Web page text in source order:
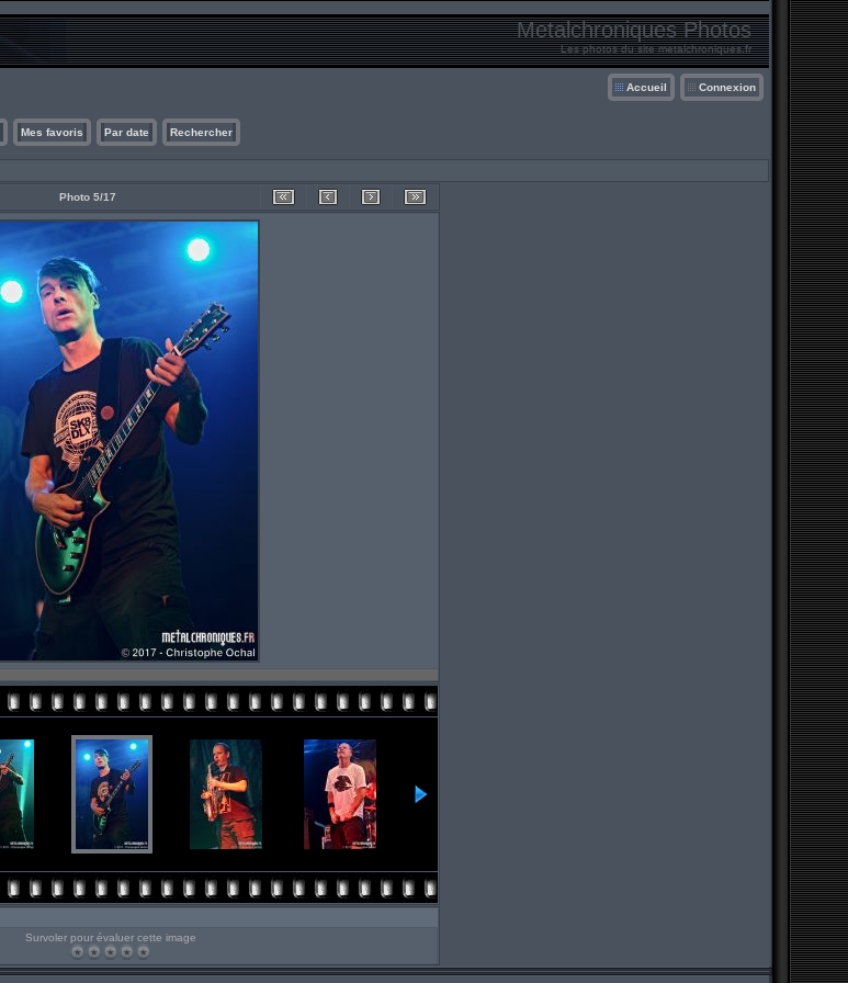
Metalchroniques Photos
Les photos du site metalchroniques.fr
Accueil Connexion
Mes favoris Par date Rechercher
Photo 5/17
Survoler pour évaluer cette image